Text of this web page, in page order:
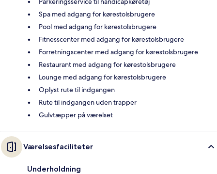
Spa med adgang for kørestolsbrugere
Pool med adgang for kørestolsbrugere
Fitnesscenter med adgang for kørestolsbrugere
Forretningscenter med adgang for kørestolsbrugere
Restaurant med adgang for kørestolsbrugere
Lounge med adgang for kørestolsbrugere
Oplyst rute til indgangen
Rute til indgangen uden trapper
Gulvtæpper på værelset
Værelsesfaciliteter
Underholdning